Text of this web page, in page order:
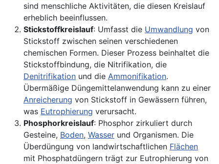
sind menschliche Aktivitäten, die diesen Kreislauf
erheblich beeinflussen.
Stickstoffkreislauf: Umfasst die Umwandlung von
Stickstoff zwischen seinen verschiedenen
chemischen Formen. Dieser Prozess beinhaltet die
Stickstoffbindung, die Nitrifikation, die
Denitrifikation und die Ammonifikation.
Übermäßige Düngemittelanwendung kann zu einer
Anreicherung von Stickstoff in Gewässern führen,
was Eutrophierung verursacht.
Phosphorkreislauf: Phosphor zirkuliert durch
Gesteine, Boden, Wasser und Organismen. Die
Überdüngung von landwirtschaftlichen Flächen
mit Phosphatdüngern trägt zur Eutrophierung von